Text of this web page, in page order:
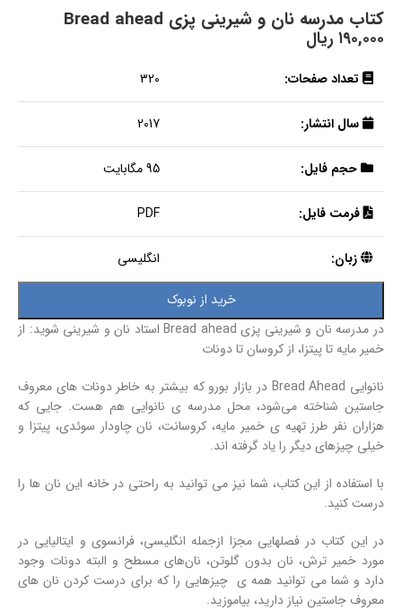
کتاب مدرسه نان و شیرینی پزی Bread ahead
۱۹۰,۰۰۰ ریال
تعداد صفحات: 320
سال انتشار: 2017
حجم فایل: 95 مگابایت
فرمت فایل: PDF
زبان: انگلیسی
خرید از نوبوک
در مدرسه نان و شیرینی پزی Bread ahead استاد نان و شیرینی شوید: از
خمیر مایه تا پیتزا، از کروسان تا دونات
نانوایی Bread Ahead در بازار بورو که بیشتر به خاطر دونات‌ های معروف
جاستین شناخته می‌شود، محل مدرسه ی نانوایی هم هست. جایی که
هزاران نفر طرز تهیه ی خمیر مایه، کروسانت، نان چاودار سوئدی، پیتزا و
خیلی چیزهای دیگر را یاد گرفته اند.
با استفاده از این کتاب، شما نیز می توانید به راحتی در خانه این نان ها را
درست کنید.
در این کتاب در فصلهایی مجزا ازجمله انگلیسی، فرانسوی و ایتالیایی در
مورد خمیر ترش، نان بدون گلوتن، نان‌های مسطح و البته دونات وجود
دارد و شما می توانید همه ی چیزهایی را که برای درست کردن نان های
معروف جاستین نیاز دارید، بیاموزید.